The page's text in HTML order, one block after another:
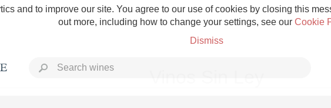
and to improve our site. You agree to our use of cookies by closing this
out more, including how to change your settings, see our Cookie
Dismiss